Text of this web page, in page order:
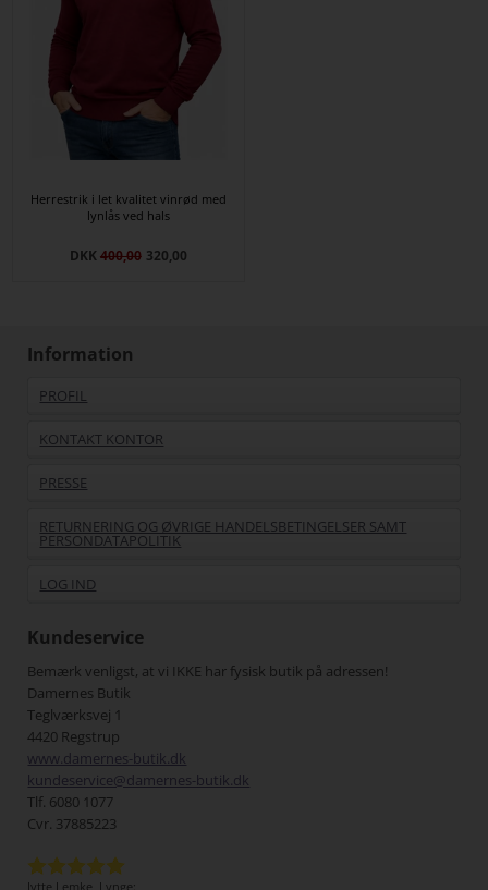
Herrestrik i let kvalitet vinrød med
lynlås ved hals
DKK400,00 320,00
Information
PROFIL
KONTAKT KONTOR
PRESSE
RETURNERING OG ØVRIGE HANDELSBETINGELSER SAMT
PERSONDATAPOLITIK
LOG IND
Kundeservice
Bemærk venligst, at vi IKKE har fysisk butik på adressen!
Damernes Butik
Teglværksvej 1
4420 Regstrup
www.damernes-butik.dk
kundeservice@damernes-butik.dk
Tlf. 6080 1077
Cvr. 37885223
Jytte Lemke, Lynge: